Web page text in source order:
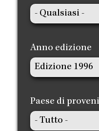
Anno edizione
Paese di